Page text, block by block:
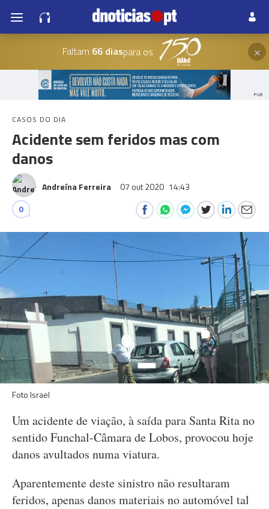
Faltam 66 diaspara os ×
PUB
CASOS DO DIA
Acidente sem feridos mas com
danos
Andreína Ferreira 07 out 2020 14:43
0
Foto Israel
Um acidente de viação, à saída para Santa Rita no
sentido Funchal-Câmara de Lobos, provocou hoje
danos avultados numa viatura.
Aparentemente deste sinistro não resultaram
feridos, apenas danos materiais no automóvel tal